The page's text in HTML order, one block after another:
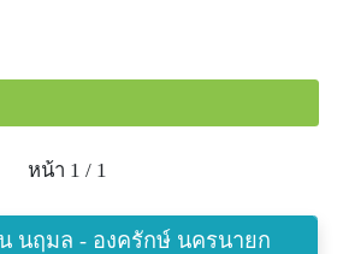
หน้า 1 / 1
นฤมล - องครักษ์ นครนายก